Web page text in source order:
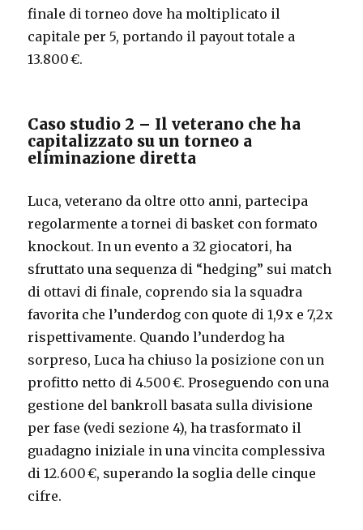
finale di torneo dove ha moltiplicato il
capitale per 5, portando il payout totale a
13.800 €.
Caso studio 2 – Il veterano che ha
capitalizzato su un torneo a
eliminazione diretta
Luca, veterano da oltre otto anni, partecipa
regolarmente a tornei di basket con formato
knockout. In un evento a 32 giocatori, ha
sfruttato una sequenza di “hedging” sui match
di ottavi di finale, coprendo sia la squadra
favorita che l’underdog con quote di 1,9 x e 7,2 x
rispettivamente. Quando l’underdog ha
sorpreso, Luca ha chiuso la posizione con un
profitto netto di 4.500 €. Proseguendo con una
gestione del bankroll basata sulla divisione
per fase (vedi sezione 4), ha trasformato il
guadagno iniziale in una vincita complessiva
di 12.600 €, superando la soglia delle cinque
cifre.